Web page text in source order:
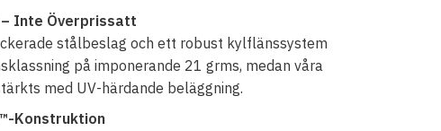
Inte Överprissatt
stålbeslag och ett robust kylflänssystem
på imponerande 21 grms, medan våra
med UV-härdande beläggning.
Konstruktion